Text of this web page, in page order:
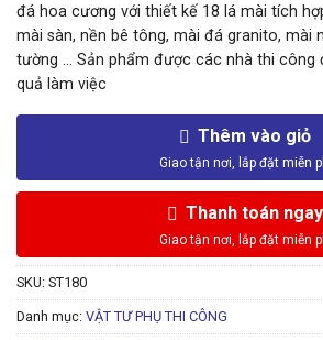
đá hoa cương với thiết kế 18 lá mài tích
mài sàn, nền bê tông, mài đá granito, mài
tường … Sản phẩm được các nhà thi công
quả làm việc
Thêm vào giỏ
Thanh toán ngay
SKU: ST180
Danh mục: VẬT TƯ PHỤ THI CÔNG